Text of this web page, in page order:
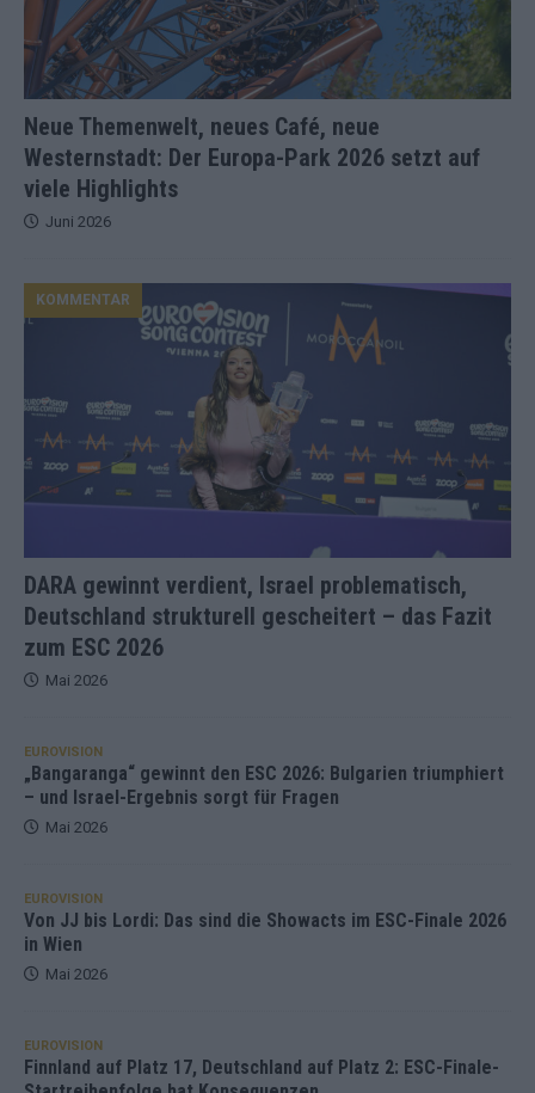
Neue Themenwelt, neues Café, neue
Westernstadt: Der Europa-Park 2026 setzt auf
viele Highlights
Juni 2026
DARA gewinnt verdient, Israel problematisch,
Deutschland strukturell gescheitert – das Fazit
zum ESC 2026
KOMMENTAR
Mai 2026
EUROVISION
„Bangaranga“ gewinnt den ESC 2026: Bulgarien triumphiert
– und Israel-Ergebnis sorgt für Fragen
Mai 2026
EUROVISION
Von JJ bis Lordi: Das sind die Showacts im ESC-Finale 2026
in Wien
Mai 2026
EUROVISION
Finnland auf Platz 17, Deutschland auf Platz 2: ESC-Finale-